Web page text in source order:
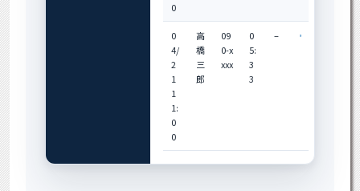
0
0
4/
2
1
1
1:
0
0
高
橋
三
郎
09
0-x
xxx
0
5:
3
3
–